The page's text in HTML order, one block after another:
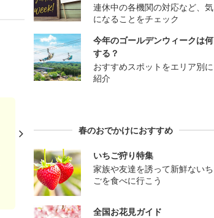
連休中の各機関の対応など、気
になることをチェック
今年のゴールデンウィークは何
する？
おすすめスポットをエリア別に
紹介
春のおでかけにおすすめ
いちご狩り特集
家族や友達を誘って新鮮ないち
ごを食べに行こう
全国お花見ガイド